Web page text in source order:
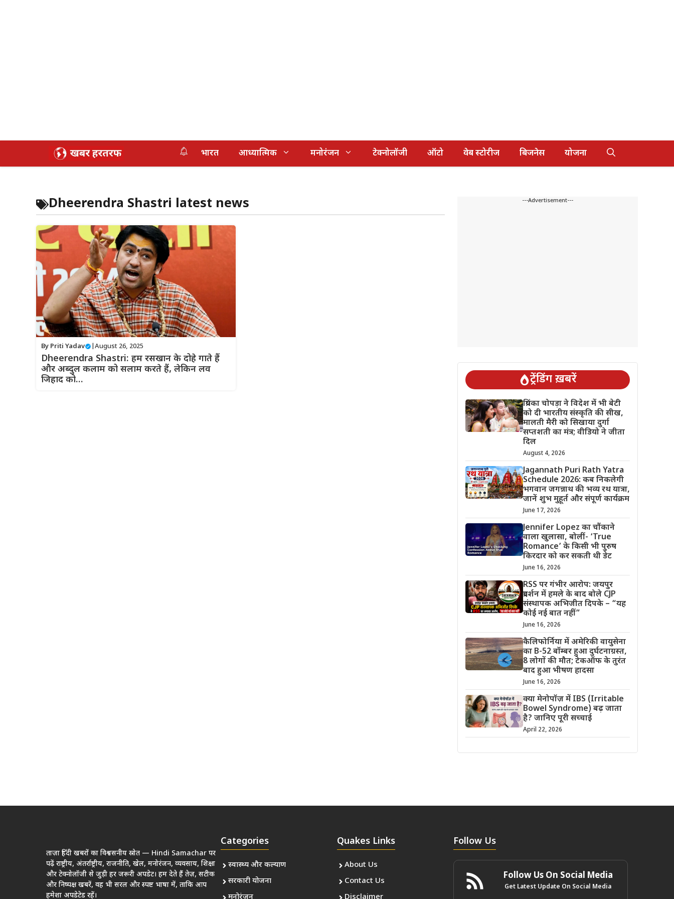
भारत आध्यात्मिक मनोरंजन टेक्नोलॉजी ऑटो वेब स्टोरीज बिजनेस योजना
Dheerendra Shastri latest news
By Priti Yadav August 26, 2025
Dheerendra Shastri: हम रसखान के दोहे गाते हैं
और अब्दुल कलाम को सलाम करते हैं, लेकिन लव
जिहाद को…
---Advertisement---
ट्रेंडिंग ख़बरें
प्रियंका चोपड़ा ने विदेश में भी बेटी
को दी भारतीय संस्कृति की सीख,
मालती मैरी को सिखाया दुर्गा
सप्तशती का मंत्र; वीडियो ने जीता
दिल
August 4, 2026
Jagannath Puri Rath Yatra
Schedule 2026: कब निकलेगी
भगवान जगन्नाथ की भव्य रथ यात्रा,
जानें शुभ मुहूर्त और संपूर्ण कार्यक्रम
June 17, 2026
Jennifer Lopez का चौंकाने
वाला खुलासा, बोलीं- ‘True
Romance’ के किसी भी पुरुष
किरदार को कर सकती थी डेट
June 16, 2026
RSS पर गंभीर आरोप: जयपुर
प्रदर्शन में हमले के बाद बोले CJP
संस्थापक अभिजीत दिपके – “यह
कोई नई बात नहीं”
June 16, 2026
कैलिफोर्निया में अमेरिकी वायुसेना
का B-52 बॉम्बर हुआ दुर्घटनाग्रस्त,
8 लोगों की मौत; टेकऑफ के तुरंत
बाद हुआ भीषण हादसा
June 16, 2026
क्या मेनोपॉज़ में IBS (Irritable
Bowel Syndrome) बढ़ जाता
है? जानिए पूरी सच्चाई
April 22, 2026
ताज़ा हिंदी खबरों का विश्वसनीय स्रोत — Hindi Samachar पर
पढ़ें राष्ट्रीय, अंतर्राष्ट्रीय, राजनीति, खेल, मनोरंजन, व्यवसाय, शिक्षा
और टेक्नोलॉजी से जुड़ी हर जरूरी अपडेट। हम देते हैं तेज़, सटीक
और निष्पक्ष खबरें, वह भी सरल और स्पष्ट भाषा में, ताकि आप
हमेशा अपडेटेड रहें।
Categories
स्वास्थ्य और कल्याण
सरकारी योजना
Quakes Links
About Us
Contact Us
Follow Us
Follow Us On Social Media
Get Latest Update On Social Media